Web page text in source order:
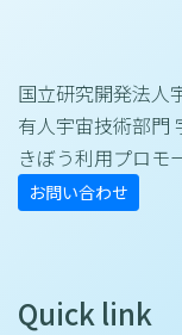
国立研究開発法人
有人宇宙技術部門
きぼう利用プロモ
お問い合わせ
Quick link